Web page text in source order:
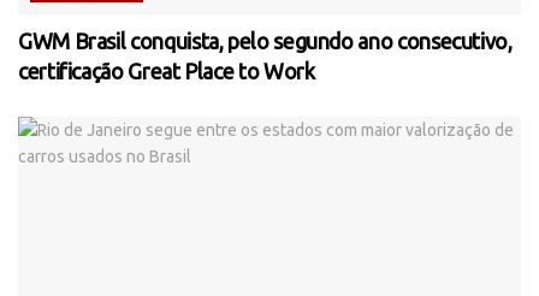
GWM Brasil conquista, pelo segundo ano consecutivo,
certificação Great Place to Work